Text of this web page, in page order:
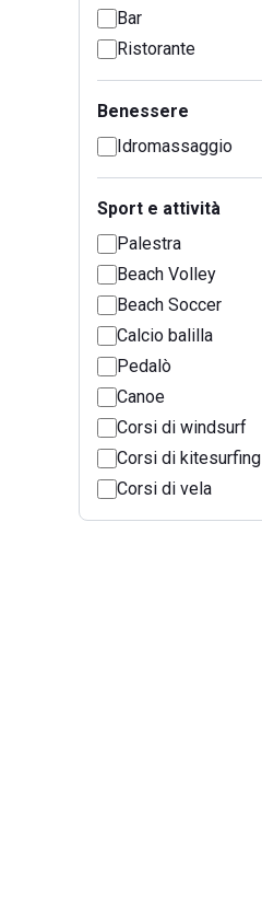
Bar
Ristorante
Benessere
Idromassaggio
Sport e attività
Palestra
Beach Volley
Beach Soccer
Calcio balilla
Pedalò
Canoe
Corsi di windsurf
Corsi di kitesurfing
Corsi di vela